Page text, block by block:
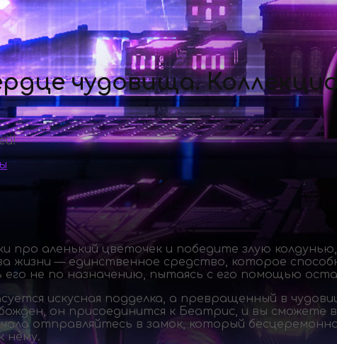
чудовища.
про аленький цветочек и победите злую
жизни — единственное средство, которое
не по назначению, пытаясь с его помощью
искусная подделка, а превращенный в
он присоединится к Беатрис, и вы сможете
отправляйтесь в замок, который
нему.